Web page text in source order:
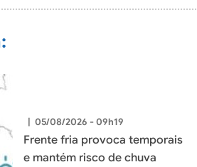
| 05/08/2026 - 09h19
Frente fria provoca temporais
e mantém risco de chuva